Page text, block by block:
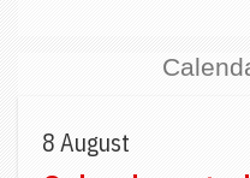
8 August